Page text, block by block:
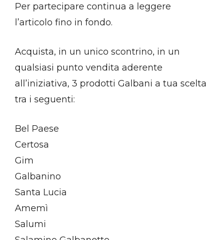
Per partecipare continua a leggere
l’articolo fino in fondo.
Acquista, in un unico scontrino, in un
qualsiasi punto vendita aderente
all’iniziativa, 3 prodotti Galbani a tua scelta
tra i seguenti:
Bel Paese
Certosa
Gim
Galbanino
Santa Lucia
Amemì
Salumi